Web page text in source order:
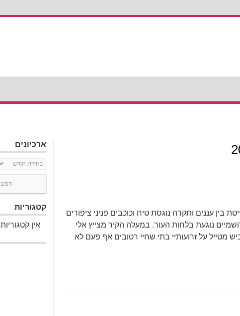
בין עננים ותקרה נוגסת טיח וכוכבים פניני ציפורים
נוגעת בלחות העור. במעלה הקיר מצייץ אלי
מטייל על זרועותיי בתי שחיי רטובים אף פעם לא
ארכיונים
ארכיונים
קטגוריות
אין קטגוריות